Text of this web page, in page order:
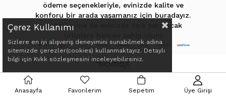
ödeme seçenekleriyle, evinizde kalite ve
konforu bir arada yaşamanız için buradayız.
Güzel Home ile evinizde fark yaratacak
Çerez Kullanımı
Sizlere en iyi alışveriş deneyimini sunabilmek adına
sitemizde çerezler(cookies) kullanmaktayız. Detaylı
bilgi için Kvkk sözleşmesini inceleyebilirsiniz.
Anasayfa Favorilerim Sepetim Üye Girişi